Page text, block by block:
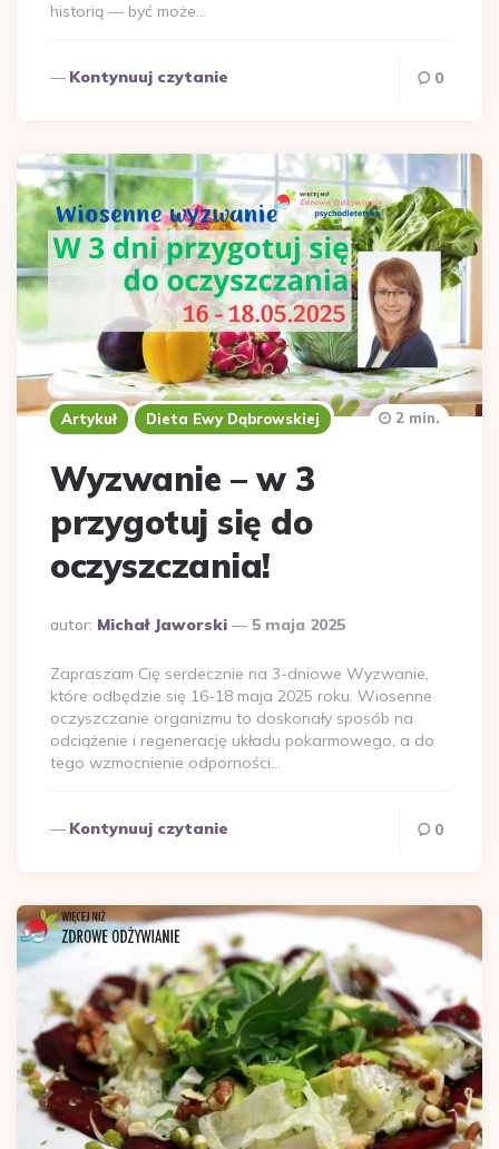
historią — być może…
Kontynuuj czytanie 0
Artykuł Dieta Ewy Dąbrowskiej
Wyzwanie – w 3
przygotuj się do
oczyszczania!
Dodane
autor: Michał Jaworski 5 maja 2025
2 min.
Zapraszam Cię serdecznie na 3-dniowe Wyzwanie,
które odbędzie się 16-18 maja 2025 roku. Wiosenne
oczyszczanie organizmu to doskonały sposób na
odciążenie i regenerację układu pokarmowego, a do
tego wzmocnienie odporności…
Kontynuuj czytanie 0